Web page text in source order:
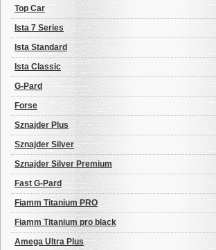
Top Car
Ista 7 Series
Ista Standard
Ista Classic
G-Pard
Forse
Sznajder Plus
Sznajder Silver
Sznajder Silver Premium
Fast G-Pard
Fiamm Titanium PRO
Fiamm Titanium pro black
Amega Ultra Plus